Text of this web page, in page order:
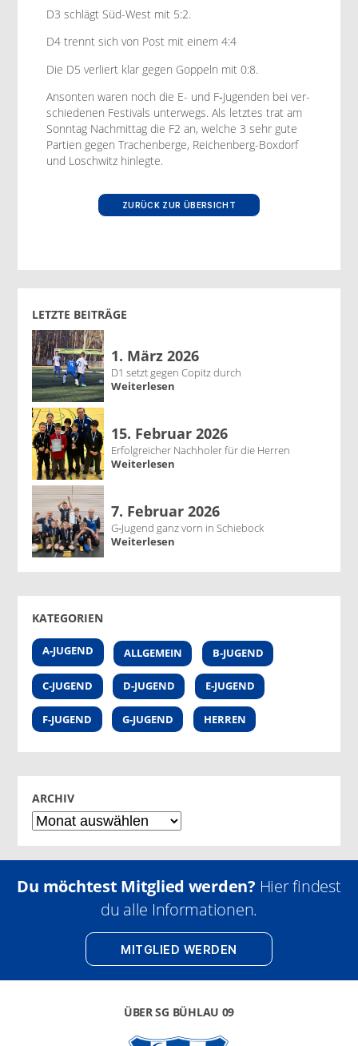
D3 schlägt Süd-West mit 5:2.
D4 tren­nt sich von Post mit einem 4:4
Die D5 ver­liert klar gegen Gop­peln mit 0:8.
Anson­ten waren noch die E- und F‑Jugenden bei ver­
schiede­nen Fes­ti­vals unter­wegs. Als let­ztes trat am
Son­ntag Nach­mit­tag die F2 an, welche 3 sehr gute
Par­tien gegen Tra­chen­berge, Reichen­berg-Box­dorf
und Loschwitz hinlegte.
ZURÜCK ZUR ÜBERSICHT
LETZTE BEITRÄGE
1. März 2026
D1 setzt gegen Copitz durch
Weiterlesen
15. Februar 2026
Erfolgreicher Nachholer für die Herren
Weiterlesen
7. Februar 2026
G‑Jugend ganz vorn in Schiebock
Weiterlesen
KATEGORIEN
A-JUGEND ALLGEMEIN B-JUGEND
C-JUGEND D-JUGEND E-JUGEND
F-JUGEND G-JUGEND HERREN
ARCHIV
Archiv
Du möchtest Mitglied werden? Hier findest
du alle Informationen.
MITGLIED WERDEN
ÜBER SG BÜHLAU 09